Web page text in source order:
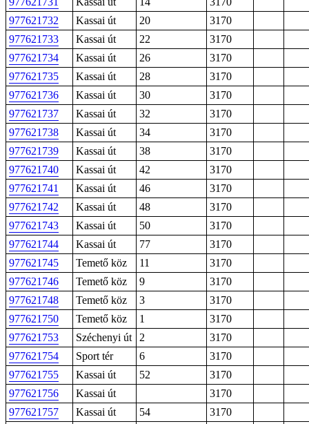
977621732
Kassai út 20
3170
977621733
Kassai út 22
3170
977621734
Kassai út 26
3170
977621735
Kassai út 28
3170
977621736
Kassai út 30
3170
977621737
Kassai út 32
3170
977621738
Kassai út 34
3170
977621739
Kassai út 38
3170
977621740
Kassai út 42
3170
977621741
Kassai út 46
3170
977621742
Kassai út 48
3170
977621743
Kassai út 50
3170
977621744
Kassai út 77
3170
977621745
Temető köz 11
3170
977621746
Temető köz 9
3170
977621748
Temető köz 3
3170
977621750
Temető köz 1
3170
977621753
Széchenyi út 2
3170
977621754
Sport tér 6
3170
977621755
Kassai út 52
3170
977621756
Kassai út
3170
977621757
Kassai út 54
3170